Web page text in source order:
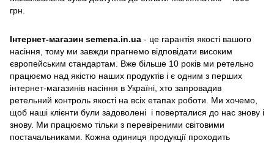
грн.
Інтернет-магазин semena.in.ua - це гарантія якості вашого
насіння, тому ми завжди прагнемо відповідати високим
європейським стандартам. Вже більше 10 років ми ретельно
працюємо над якістю наших продуктів і є одним з перших
інтернет-магазинів насіння в Україні, хто запровадив
ретельний контроль якості на всіх етапах роботи. Ми хочемо,
щоб наші клієнти були задоволені і поверталися до нас знову і
знову. Ми працюємо тільки з перевіреними світовими
постачальниками. Кожна одиниця продукції проходить